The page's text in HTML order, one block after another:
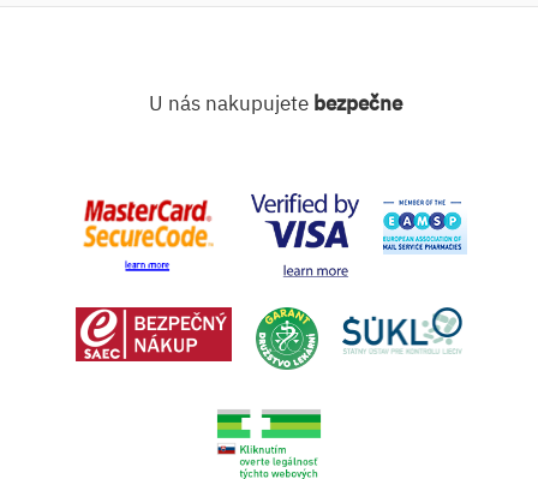
U nás nakupujete bezpečne